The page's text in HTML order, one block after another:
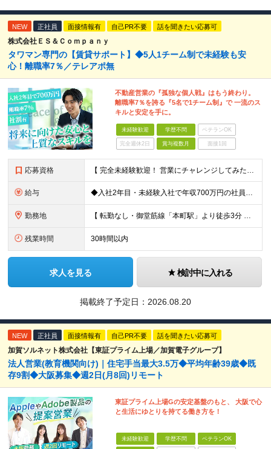
NEW 正社員 面接情報有 自己PR不要 話を聞きたい応募可
株式会社ＥＳ＆Ｃｏｍｐａｎｙ
タワマン専門の【賃貸サポート】◆5人1チーム制で未経験も安
心！離職率7％／テレアポ無
不動産営業の『孤独な個人戦』はもう終わり。
離職率7％を誇る『5名で1チーム制』で 一流のス
キルと安定を手に。
未経験歓迎 学歴不問 ベテランOK
完全週休2日 賞与複数月 面接1回
応募資格 【 完全未経験歓迎！ 営業にチャレンジしてみたい方歓迎 】 ◆学歴・経歴不問 ◆第二新卒歓迎 ◆人物重視の採用です！ ▼こんな方はぜひご応募ください ◎誠実な姿勢を持った方 ◎素直な方 ◎思いやり
給与 ◆入社2年目・未経験入社で年収700万円の社員も 月給：25万円～30万円＋賞与（年2回）＋インセンティブ(平均：月25万～70万)＋随時昇給 ※経験・スキルを考慮して決定いたします ※上記には固
勤務地 【 転勤なし・御堂筋線「本町駅」より徒歩3分 】 ■本社： 大阪府大阪市中央区淡路町3丁目6-3 御堂筋MTRビル1階 ≪アクセスの良さ抜群！≫ ★大阪の2大主要駅「淀屋橋」「本町」の ちょうど中
残業時間 30時間以内
求人を見る 検討中に入れる
掲載終了予定日： 2026.08.20
NEW 正社員 面接情報有 自己PR不要 話を聞きたい応募可
加賀ソルネット株式会社【東証プライム上場／加賀電子グループ】
法人営業(教育機関向け)｜住宅手当最大3.5万◆平均年齢39歳◆既
存9割◆大阪募集◆週2日(月8回)リモート
東証プライム上場Gの安定基盤のもと、 大阪で心
と生活にゆとりを持てる働き方を！
未経験歓迎 学歴不問 ベテランOK